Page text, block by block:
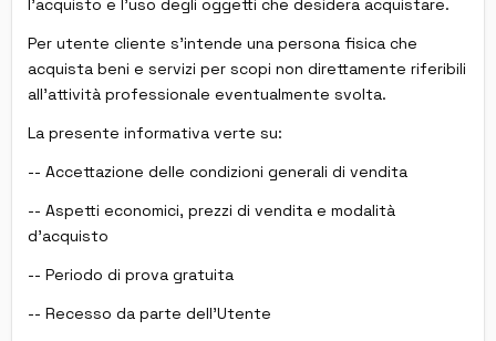
l'acquisto e l'uso degli oggetti che desidera acquistare.
Per utente cliente s'intende una persona fisica che
acquista beni e servizi per scopi non direttamente riferibili
all'attività professionale eventualmente svolta.
La presente informativa verte su:
-- Accettazione delle condizioni generali di vendita
-- Aspetti economici, prezzi di vendita e modalità
d'acquisto
-- Periodo di prova gratuita
-- Recesso da parte dell'Utente